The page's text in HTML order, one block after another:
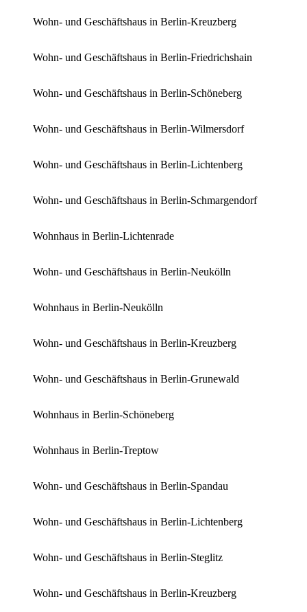
Wohn- und Geschäftshaus in Berlin-Kreuzberg
Wohn- und Geschäftshaus in Berlin-Friedrichshain
Wohn- und Geschäftshaus in Berlin-Schöneberg
Wohn- und Geschäftshaus in Berlin-Wilmersdorf
Wohn- und Geschäftshaus in Berlin-Lichtenberg
Wohn- und Geschäftshaus in Berlin-Schmargendorf
Wohnhaus in Berlin-Lichtenrade
Wohn- und Geschäftshaus in Berlin-Neukölln
Wohnhaus in Berlin-Neukölln
Wohn- und Geschäftshaus in Berlin-Kreuzberg
Wohn- und Geschäftshaus in Berlin-Grunewald
Wohnhaus in Berlin-Schöneberg
Wohnhaus in Berlin-Treptow
Wohn- und Geschäftshaus in Berlin-Spandau
Wohn- und Geschäftshaus in Berlin-Lichtenberg
Wohn- und Geschäftshaus in Berlin-Steglitz
Wohn- und Geschäftshaus in Berlin-Kreuzberg